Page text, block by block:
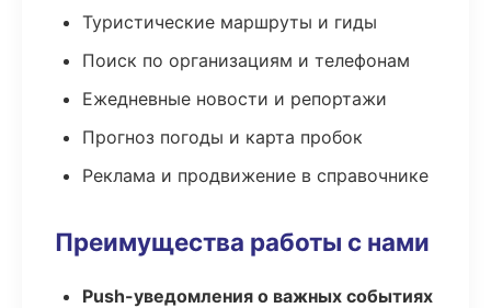
Туристические маршруты и гиды
Поиск по организациям и телефонам
Ежедневные новости и репортажи
Прогноз погоды и карта пробок
Реклама и продвижение в справочнике
Преимущества работы с нами
Push-уведомления о важных событиях